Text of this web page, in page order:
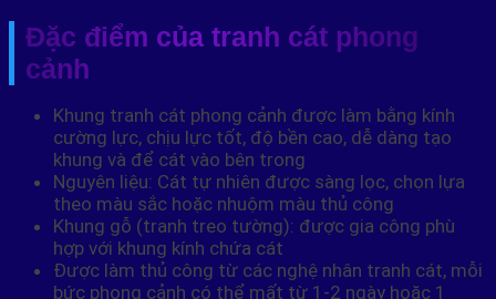
Đặc điểm của tranh cát phong
cảnh
Khung tranh cát phong cảnh được làm bằng kính
cường lực, chịu lực tốt, độ bền cao, dễ dàng tạo
khung và để cát vào bên trong
Nguyên liệu: Cát tự nhiên được sàng lọc, chọn lựa
theo màu sắc hoặc nhuộm màu thủ công
Khung gỗ (tranh treo tường): được gia công phù
hợp với khung kính chứa cát
Được làm thủ công từ các nghệ nhân tranh cát, mỗi
bức phong cảnh có thể mất từ 1-2 ngày hoặc 1